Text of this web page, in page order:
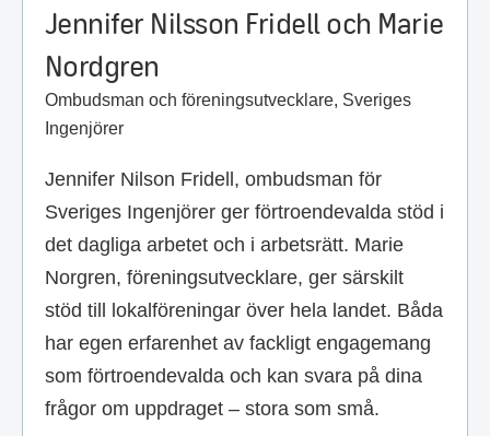
Jennifer Nilsson Fridell och Marie
Nordgren
Ombudsman och föreningsutvecklare, Sveriges
Ingenjörer
Jennifer Nilson Fridell, ombudsman för
Sveriges Ingenjörer ger förtroendevalda stöd i
det dagliga arbetet och i arbetsrätt. Marie
Norgren, föreningsutvecklare, ger särskilt
stöd till lokalföreningar över hela landet. Båda
har egen erfarenhet av fackligt engagemang
som förtroendevalda och kan svara på dina
frågor om uppdraget – stora som små.